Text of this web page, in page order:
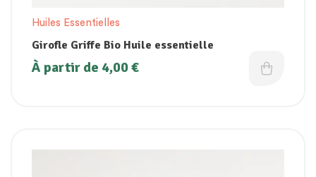
Huiles Essentielles
Girofle Griffe Bio Huile essentielle
À partir de 4,00€